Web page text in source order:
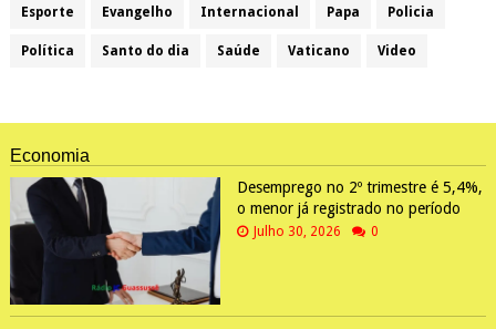
Esporte Evangelho Internacional Papa Policia
Política Santo do dia Saúde Vaticano Video
Economia
Desemprego no 2º trimestre é 5,4%,
o menor já registrado no período
Julho 30, 2026 0